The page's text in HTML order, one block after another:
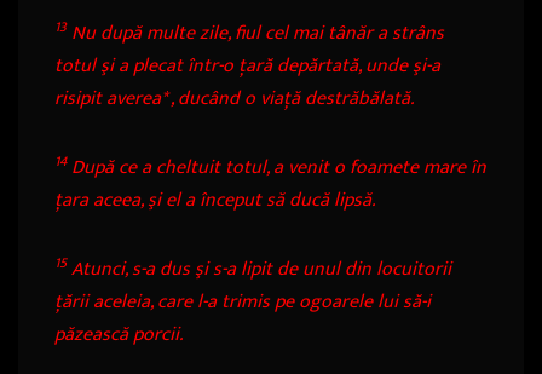
13 Nu după multe zile, fiul cel mai tânăr a strâns
totul şi a plecat într-o ţară depărtată, unde şi-a
risipit averea*, ducând o viaţă destrăbălată.
14 După ce a cheltuit totul, a venit o foamete mare în
ţara aceea, şi el a început să ducă lipsă.
15 Atunci, s-a dus şi s-a lipit de unul din locuitorii
ţării aceleia, care l-a trimis pe ogoarele lui să-i
păzească porcii.